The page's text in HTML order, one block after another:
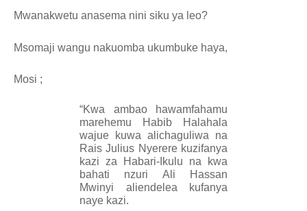
Mwanakwetu anasema nini siku ya leo?
Msomaji wangu nakuomba ukumbuke haya,
Mosi ;
“Kwa ambao hawamfahamu
marehemu Habib Halahala
wajue kuwa alichaguliwa na
Rais Julius Nyerere kuzifanya
kazi za Habari-Ikulu na kwa
bahati nzuri Ali Hassan
Mwinyi aliendelea kufanya
naye kazi.